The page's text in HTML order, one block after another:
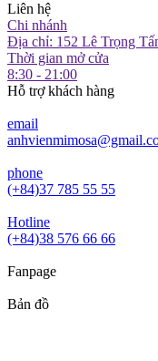
Liên hệ
Chi nhánh
Địa chỉ: 152 Lê Trọng
Thời gian mở cửa
8:30 - 21:00
Hỗ trợ khách hàng
email
phone
(+84)37 785 55 55
Hotline
(+84)38 576 66 66
Fanpage
Bản đồ